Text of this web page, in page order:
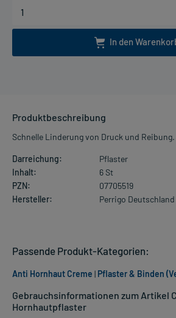
In den
Produktbeschreibung
Schnelle Linderung von Druck und Reibung.
Darreichung:
Pflaster
Inhalt:
6 St
PZN:
07705519
Hersteller:
Perrigo Deutschland
Gebrauchsinformationen zum Artikel
Hornhautpflaster
Passende Produkt-Kategorien:
Anti Hornhaut Creme | Pflaster & Binden